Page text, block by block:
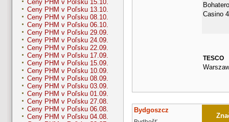
Ceny PHM v Poľsku 15.10.
Ceny PHM v Poľsku 13.10.
Ceny PHM v Poľsku 08.10.
Ceny PHM v Poľsku 06.10.
Ceny PHM v Poľsku 29.09.
Ceny PHM v Poľsku 24.09.
Ceny PHM v Poľsku 22.09.
Ceny PHM v Poľsku 17.09.
Ceny PHM v Poľsku 15.09.
Ceny PHM v Poľsku 10.09.
Ceny PHM v Poľsku 08.09.
Ceny PHM v Poľsku 03.09.
Ceny PHM v Poľsku 01.09.
Ceny PHM v Poľsku 27.08.
Ceny PHM v Poľsku 06.08.
Ceny PHM v Poľsku 04.08.
Casino
TESCO
Bydgoszcz